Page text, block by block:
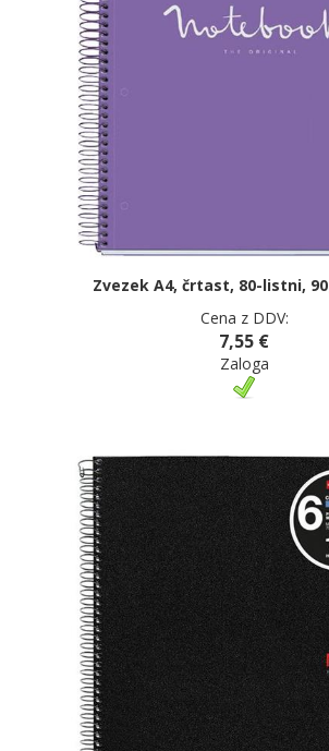
Zvezek A4, črtast, 80-listni,
Cena z DDV:
7,55 €
Zaloga